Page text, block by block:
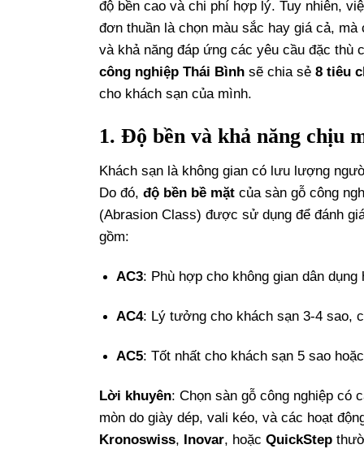
độ bền cao và chi phí hợp lý. Tuy nhiên,
đơn thuần là chọn màu sắc hay giá cả,
và khả năng đáp ứng các yêu cầu đặc
công nghiệp Thái Bình sẽ chia sẻ 8 tiêu
cho khách sạn của mình.
1. Độ bền và khả năng chịu
Khách sạn là không gian có lưu lượng
Do đó, độ bền bề mặt của sàn gỗ công
(Abrasion Class) được sử dụng để đánh
gồm:
AC3: Phù hợp cho không gian dân
AC4: Lý tưởng cho khách sạn 3-4 sao,
AC5: Tốt nhất cho khách sạn 5 sao
Lời khuyên: Chọn sàn gỗ công nghiệp có
mòn do giày dép, vali kéo, và các hoạt
Kronoswiss, Inovar, hoặc QuickStep